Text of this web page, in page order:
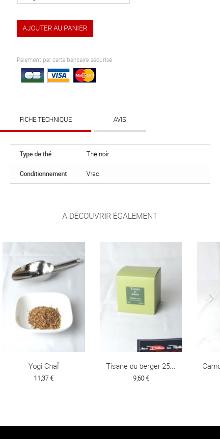
AJOUTER AU PANIER
Paiement par carte bancaire sécurisé
FICHE TECHNIQUE AVIS
Type de thé Thé noir
Conditionnement Vrac
A DÉCOUVRIR ÉGALEMENT
Yogi ChaÏ
11,37 €
Tisane du berger 25...
9,60 €